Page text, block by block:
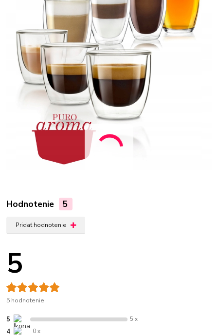
Hodnotenie 5
Pridať hodnotenie
5
5 hodnotenie
5 5 x
4 0 x